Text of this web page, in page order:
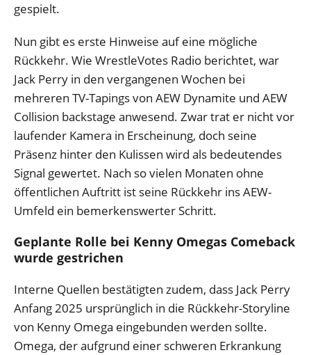
gespielt.
Nun gibt es erste Hinweise auf eine mögliche
Rückkehr. Wie WrestleVotes Radio berichtet, war
Jack Perry in den vergangenen Wochen bei
mehreren TV-Tapings von AEW Dynamite und AEW
Collision backstage anwesend. Zwar trat er nicht vor
laufender Kamera in Erscheinung, doch seine
Präsenz hinter den Kulissen wird als bedeutendes
Signal gewertet. Nach so vielen Monaten ohne
öffentlichen Auftritt ist seine Rückkehr ins AEW-
Umfeld ein bemerkenswerter Schritt.
Geplante Rolle bei Kenny Omegas Comeback
wurde gestrichen
Interne Quellen bestätigten zudem, dass Jack Perry
Anfang 2025 ursprünglich in die Rückkehr-Storyline
von Kenny Omega eingebunden werden sollte.
Omega, der aufgrund einer schweren Erkrankung